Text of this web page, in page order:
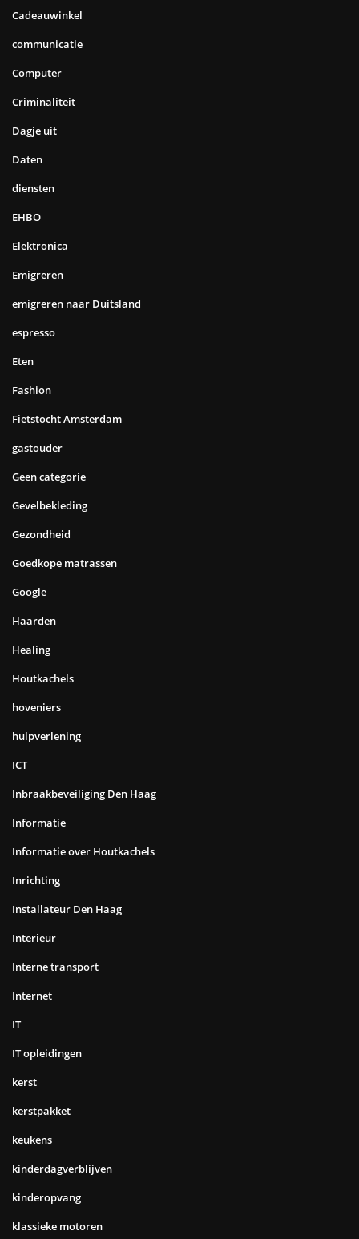
Cadeauwinkel
communicatie
Computer
Criminaliteit
Dagje uit
Daten
diensten
EHBO
Elektronica
Emigreren
emigreren naar Duitsland
espresso
Eten
Fashion
Fietstocht Amsterdam
gastouder
Geen categorie
Gevelbekleding
Gezondheid
Goedkope matrassen
Google
Haarden
Healing
Houtkachels
hoveniers
hulpverlening
ICT
Inbraakbeveiliging Den Haag
Informatie
Informatie over Houtkachels
Inrichting
Installateur Den Haag
Interieur
Interne transport
Internet
IT
IT opleidingen
kerst
kerstpakket
keukens
kinderdagverblijven
kinderopvang
klassieke motoren